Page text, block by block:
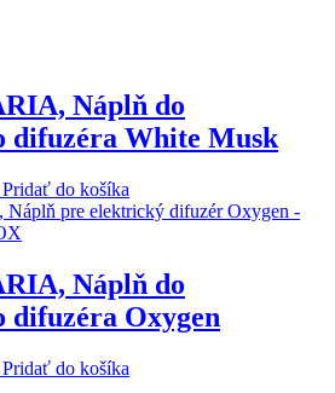
Náplň do
difuzéra White Musk
Pridať do košíka
Náplň do
difuzéra Oxygen
Pridať do košíka